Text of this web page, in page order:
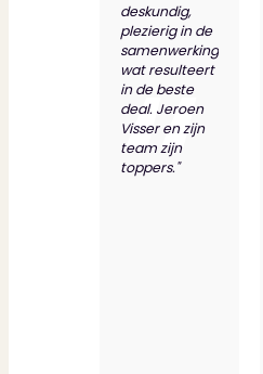
deskundig,
plezierig in de
samenwerking
wat resulteert
in de beste
deal. Jeroen
Visser en zijn
team zijn
toppers."